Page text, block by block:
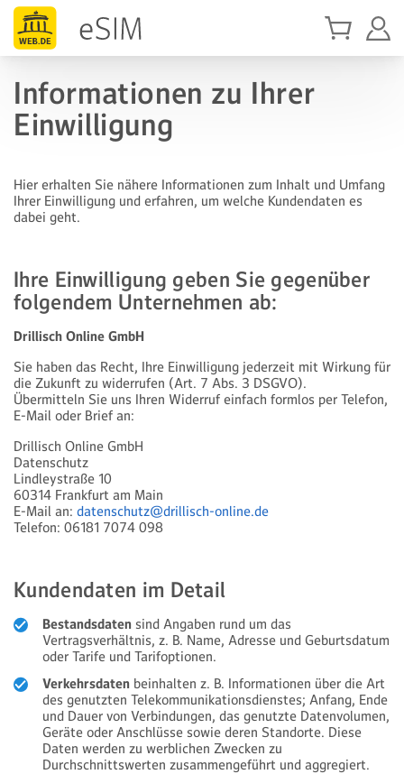
Informationen zu Ihrer
Einwilligung
Hier erhalten Sie nähere Informationen zum Inhalt und Umfang
Ihrer Einwilligung und erfahren, um welche Kundendaten es
dabei geht.
Ihre Einwilligung geben Sie gegenüber
folgendem Unternehmen ab:
Drillisch Online GmbH
Sie haben das Recht, Ihre Einwilligung jederzeit mit Wirkung für
die Zukunft zu widerrufen (Art. 7 Abs. 3 DSGVO).
Übermitteln Sie uns Ihren Widerruf einfach formlos per Telefon,
E-Mail oder Brief an:
Drillisch Online GmbH
Datenschutz
Lindleystraße 10
60314 Frankfurt am Main
E-Mail an: datenschutz@drillisch-online.de
Telefon: 06181 7074 098
Kundendaten im Detail
Bestandsdaten sind Angaben rund um das
Vertragsverhältnis, z. B. Name, Adresse und Geburtsdatum
oder Tarife und Tarifoptionen.
Verkehrsdaten beinhalten z. B. Informationen über die Art
des genutzten Telekommunikationsdienstes; Anfang, Ende
und Dauer von Verbindungen, das genutzte Datenvolumen,
Geräte oder Anschlüsse sowie deren Standorte. Diese
Daten werden zu werblichen Zwecken zu
Durchschnittswerten zusammengeführt und aggregiert.